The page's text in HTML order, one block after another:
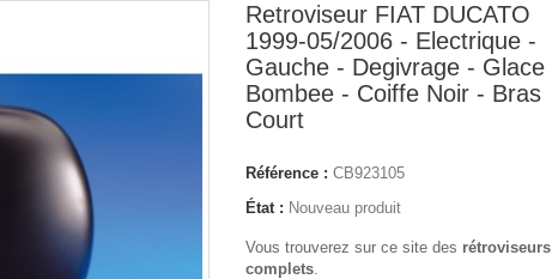
Retroviseur FIAT DUCATO
1999-05/2006 - Electrique -
Gauche - Degivrage - Glace
Bombee - Coiffe Noir - Bras
Court
Référence : CB923105
État : Nouveau produit
Vous trouverez sur ce site des rétroviseurs
complets.